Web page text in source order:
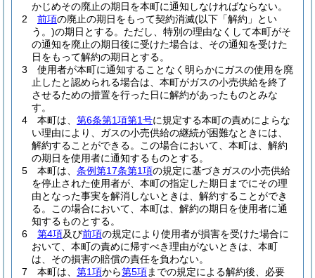
かじめその廃止の期日を本町に通知しなければならない。
2
前項の廃止の期日をもって契約消滅(以下「解約」とい
う。)の期日とする。 ただし、特別の理由なくして本町がそ
の通知を廃止の期日後に受けた場合は、その通知を受けた
日をもって解約の期日とする。
3
使用者が本町に通知することなく明らかにガスの使用を廃
止したと認められる場合は、本町がガスの小売供給を終了
させるための措置を行った日に解約があったものとみな
す。
4
本町は、 第6条第1項第1号に規定する本町の責めによらな
い理由により、ガスの小売供給の継続が困難なときには、
解約することができる。
この場合において、本町は、解約
の期日を使用者に通知するものとする。
5
本町は、 条例第17条第1項の規定に基づきガスの小売供給
を停止された使用者が、本町の指定した期日までにその理
由となった事実を解消しないときは、解約することができ
る。
この場合において、本町は、解約の期日を使用者に通
知するものとする。
6
第4項及び前項の規定により使用者が損害を受けた場合に
おいて、本町の責めに帰すべき理由がないときは、本町
は、その損害の賠償の責任を負わない。
7
本町は、 第1項から第5項までの規定による解約後、必要